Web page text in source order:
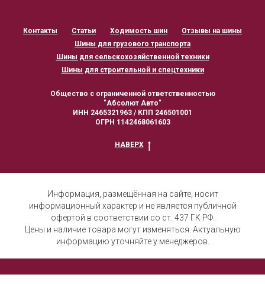
Контакты Статьи Ходимость шин
Отзывы на шины
Шины для грузового транспорта
Шины для сельскохозяйственной техники
Шины для строительной и спецтехники
Общество с ограниченной ответственностью
"Абсолют Авто"
ИНН 2465321963 / КПП 246501001
ОГРН 1142468061603
НАВЕРХ
Информация, размещённая на сайте, носит
информационный характер и не является публичной
офертой в соответствии со ст. 437 ГК РФ.
Цены и наличие товара могут изменяться. Актуальную
информацию уточняйте у менеджеров.